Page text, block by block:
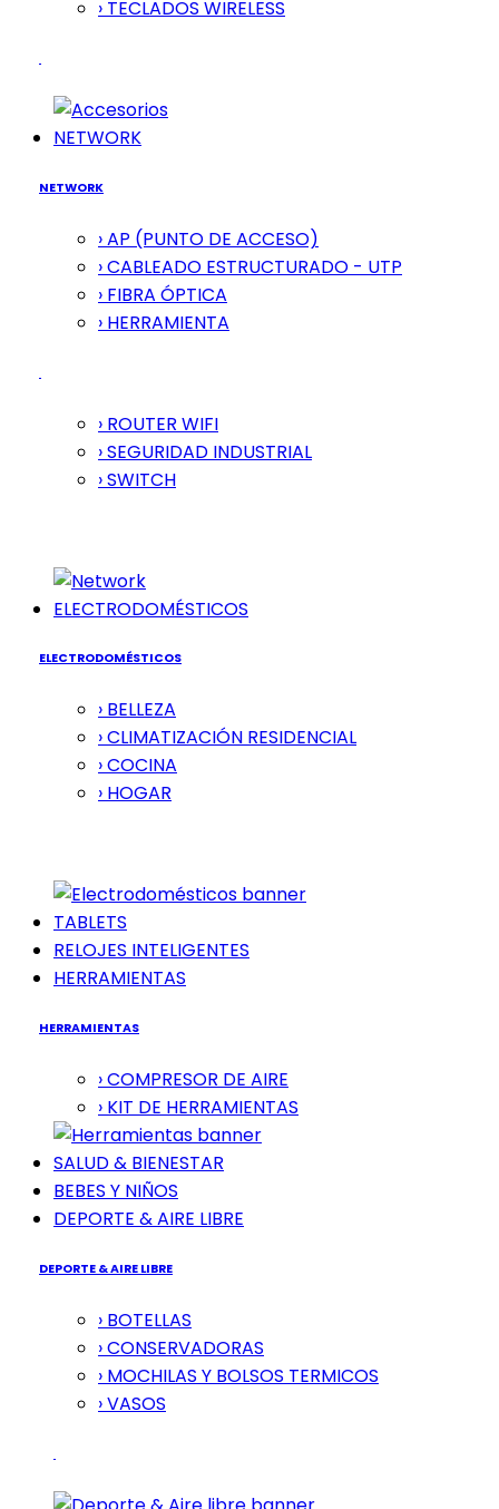
› TECLADOS WIRELESS
NETWORK
NETWORK
› AP (PUNTO DE ACCESO)
› CABLEADO ESTRUCTURADO - UTP
› FIBRA ÓPTICA
› HERRAMIENTA
› ROUTER WIFI
› SEGURIDAD INDUSTRIAL
› SWITCH
ELECTRODOMÉSTICOS
ELECTRODOMÉSTICOS
› BELLEZA
› CLIMATIZACIÓN RESIDENCIAL
› COCINA
› HOGAR
TABLETS
RELOJES INTELIGENTES
HERRAMIENTAS
HERRAMIENTAS
› COMPRESOR DE AIRE
› KIT DE HERRAMIENTAS
SALUD & BIENESTAR
BEBES Y NIÑOS
DEPORTE & AIRE LIBRE
DEPORTE & AIRE LIBRE
› BOTELLAS
› CONSERVADORAS
› MOCHILAS Y BOLSOS TERMICOS
› VASOS